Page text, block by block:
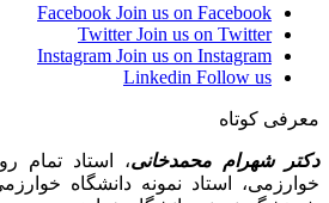
Facebook Join us on Facebook
Twitter Join us on Twitter
Instagram Join us on Instagram
Linkedin Follow us
معرفی کوتاه
دکتر شهرام محمدخانی، استاد تمام